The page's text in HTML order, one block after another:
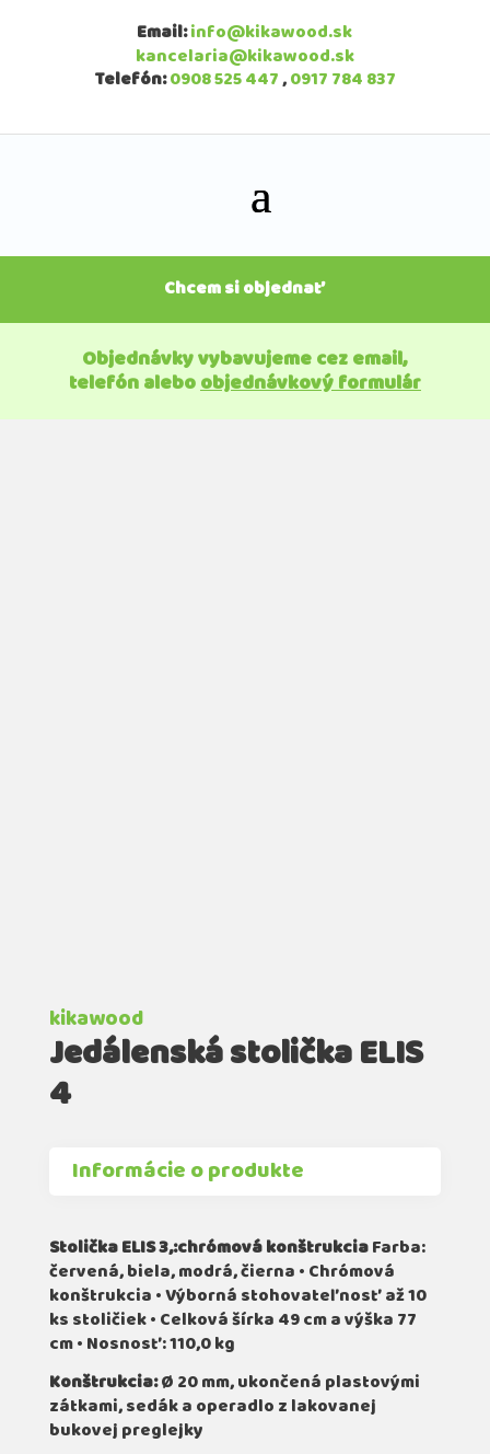
Email:info@kikawood.sk
kancelaria@kikawood.sk
Telefón:0908 525 447,0917 784 837
Chcem si objednať
Objednávky vybavujeme cez email,
telefón aleboobjednávkový formulár
kikawood
Jedálenská stolička ELIS
4
Informácie o produkte
Stolička ELIS 3,:chrómová konštrukciaFarba:
červená, biela, modrá, čierna • Chrómová
konštrukcia • Výborná stohovateľnosť až 10
ks stoličiek • Celková šírka 49 cm a výška 77
cm • Nosnosť: 110,0 kg
Konštrukcia:Ø 20 mm, ukončená plastovými
zátkami, sedák a operadlo z lakovanej
bukovej preglejky